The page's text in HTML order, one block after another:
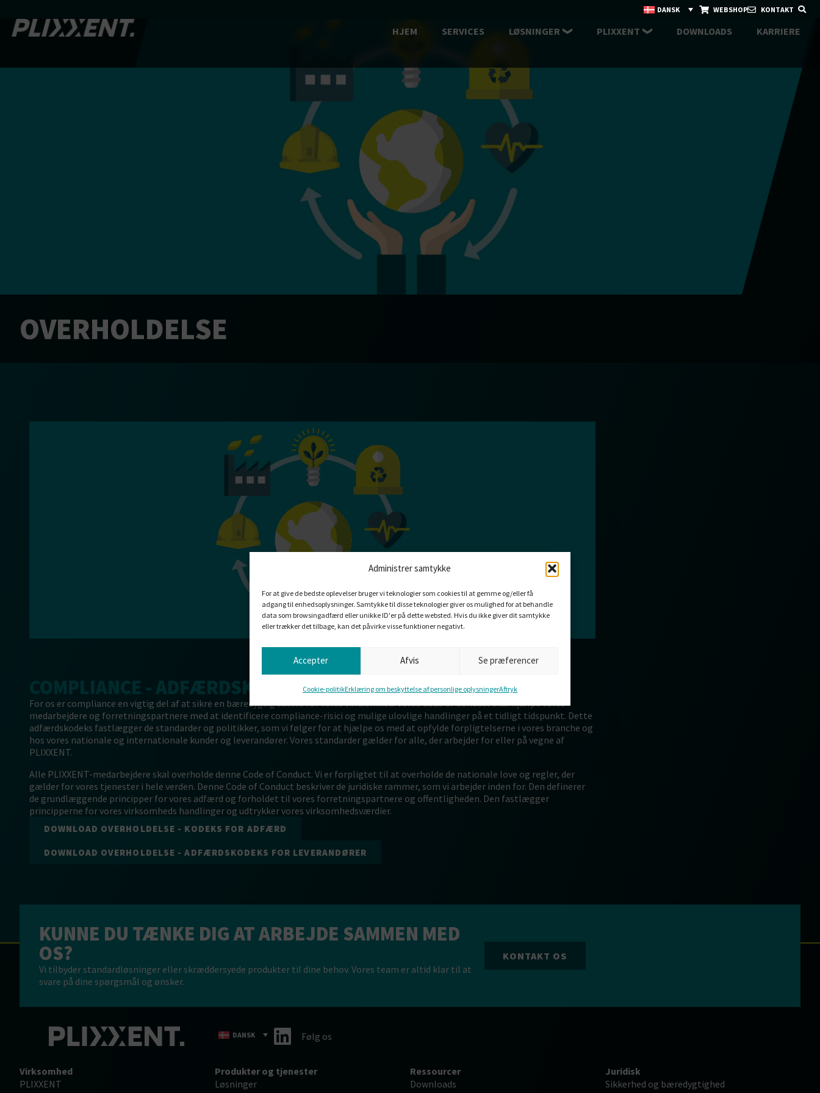
Administrer samtykke
For at give de bedste oplevelser bruger vi teknologier som cookies til at gemme og/eller få
adgang til enhedsoplysninger. Samtykke til disse teknologier giver os mulighed for at behandle
data som browsingadfærd eller unikke ID'er på dette websted. Hvis du ikke giver dit samtykke
eller trækker det tilbage, kan det påvirke visse funktioner negativt.
Accepter Afvis Se præferencer
Cookie-politikErklæring om beskyttelse af personlige oplysningerAftryk
DANSK WEBSHOP KONTAKT
HJEM SERVICES LØSNINGER PLIXXENT DOWNLOADS KARRIERE
OVERHOLDELSE
COMPLIANCE - ADFÆRDSKODEKS
For os er compliance en vigtig del af at sikre en bæredygtig succes for vores virksomhed. Vores Code of Conduct skal hjælpe vores
medarbejdere og forretningspartnere med at identificere compliance-risici og mulige ulovlige handlinger på et tidligt tidspunkt. Dette
adfærdskodeks fastlægger de standarder og politikker, som vi følger for at hjælpe os med at opfylde forpligtelserne i vores branche og
hos vores nationale og internationale kunder og leverandører. Vores standarder gælder for alle, der arbejder for eller på vegne af
PLIXXENT.
Alle PLIXXENT-medarbejdere skal overholde denne Code of Conduct. Vi er forpligtet til at overholde de nationale love og regler, der
gælder for vores tjenester i hele verden. Denne Code of Conduct beskriver de juridiske rammer, som vi arbejder inden for. Den definerer
de grundlæggende principper for vores adfærd og forholdet til vores forretningspartnere og offentligheden. Den fastlægger
principperne for vores virksomheds handlinger og udtrykker vores virksomhedsværdier.
DOWNLOAD OVERHOLDELSE - KODEKS FOR ADFÆRD
DOWNLOAD OVERHOLDELSE - ADFÆRDSKODEKS FOR LEVERANDØRER
KUNNE DU TÆNKE DIG AT ARBEJDE SAMMEN MED
OS?
Vi tilbyder standardløsninger eller skræddersyede produkter til dine behov. Vores team er altid klar til at
svare på dine spørgsmål og ønsker.
KONTAKT OS
DANSK Følg os
Virksomhed
PLIXXENT
Produkter og tjenester
Løsninger
Ressourcer
Downloads
Juridisk
Sikkerhed og bæredygtighed